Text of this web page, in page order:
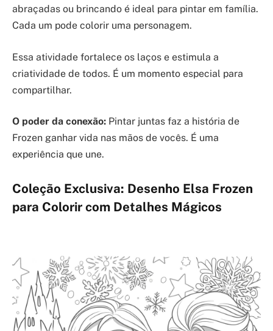
abraçadas ou brincando é ideal para pintar em família.
Cada um pode colorir uma personagem.
Essa atividade fortalece os laços e estimula a
criatividade de todos. É um momento especial para
compartilhar.
O poder da conexão: Pintar juntas faz a história de
Frozen ganhar vida nas mãos de vocês. É uma
experiência que une.
Coleção Exclusiva: Desenho Elsa Frozen
para Colorir com Detalhes Mágicos